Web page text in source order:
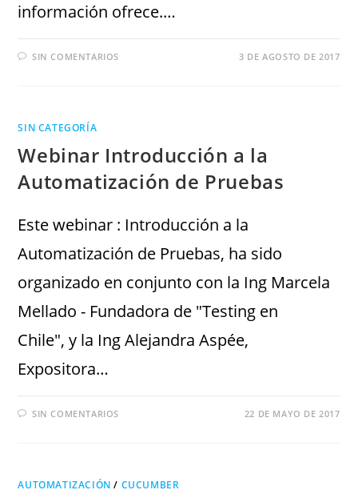
información ofrece.…
SIN COMENTARIOS 3 DE AGOSTO DE 2017
SIN CATEGORÍA
Webinar Introducción a la
Automatización de Pruebas
Este webinar : Introducción a la
Automatización de Pruebas, ha sido
organizado en conjunto con la Ing Marcela
Mellado - Fundadora de "Testing en
Chile", y la Ing Alejandra Aspée,
Expositora…
SIN COMENTARIOS 22 DE MAYO DE 2017
AUTOMATIZACIÓN / CUCUMBER